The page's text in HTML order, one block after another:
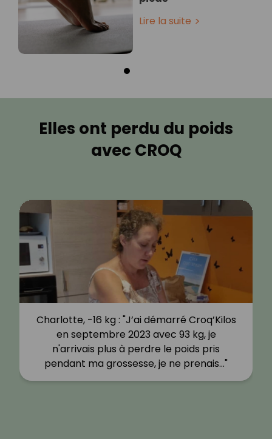
Lire la suite
Elles ont perdu du poids
avec CROQ
Charlotte, -16 kg : "J’ai démarré Croq’Kilos
en septembre 2023 avec 93 kg, je
n'arrivais plus à perdre le poids pris
pendant ma grossesse, je ne prenais…"